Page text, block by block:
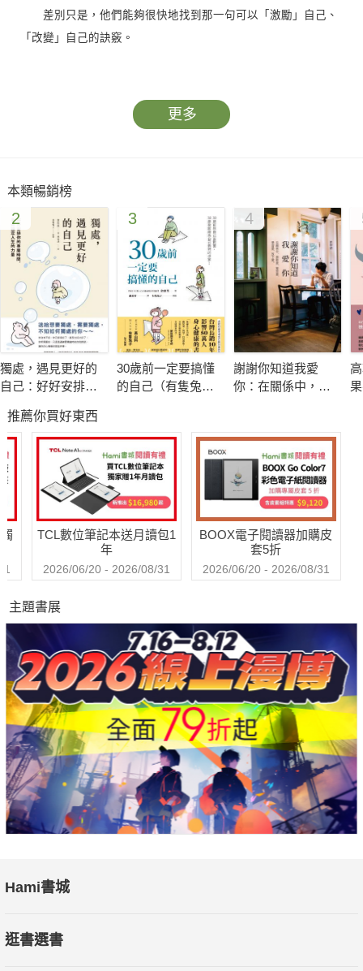
差別只是，他們能夠很快地找到那一句可以「激勵」自己、
「改變」自己的訣竅。
中找到對你有幫助的想法或訣竅，更順利地改變自己、改變人
對自己改觀。
人生的主角是你。
書中以一個跨頁一個訣竅，搭配可愛的插圖，讓你能在短時
間內快速獲得人生中最需要的養分。
‧給沒有自信的你……能夠改變「未來」的只有「現在」
‧給沒有夢想的你……不要「尋找自我」而是要描繪「未
來」
‧給無法專注的你……不要對自己說「做不到的理由」
‧給無法持之以恆的你……平常沒辦法做到的事情，最後還
是做不到
更多
本類暢銷榜
2
獨處，遇見更好的
自己：好好安排你
設定人生的力量
3
30歲前一定要搞懂
的自己（有隻兔子
4
謝謝你知道我愛
你：在關係中，面
推薦你買好東西
TCL數位筆記本送月讀包1
年
2026/06/20 - 2026/08/31
BOOX電子閱讀器加購皮
套5折
2026/06/20 - 2026/08/31
主題書展
Hami書城
逛書選書